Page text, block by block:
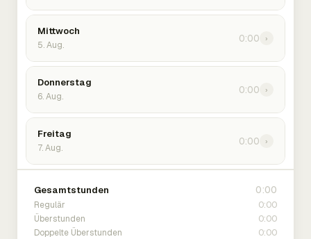
Mittwoch
5. Aug.
0:00 ›
Donnerstag
6. Aug.
0:00 ›
Freitag
7. Aug.
0:00 ›
Gesamtstunden 0:00
Regulär 0:00
Überstunden 0:00
Doppelte Überstunden 0:00